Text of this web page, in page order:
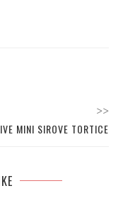
>>
MINI SIROVE TORTICE